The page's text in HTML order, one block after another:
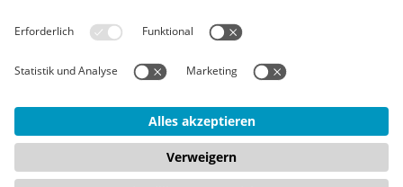
Fokus
Wer wir sind
FirstSpirit
Composable
DXP
Social
LinkedIn
YouTube
Instagram
Impressum
Datenschutz
Disclaimer
AGB